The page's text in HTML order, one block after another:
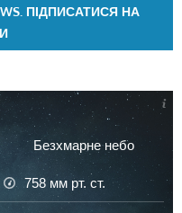
ПІДПИСАТИСЯ НА
Безхмарне небо
758 мм рт. ст.